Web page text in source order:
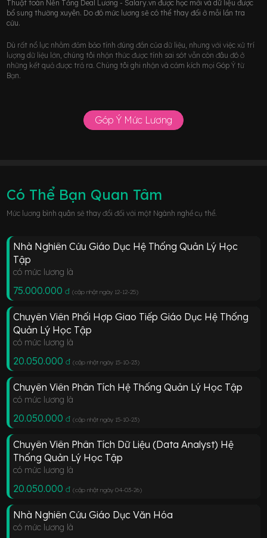
Thuật toán Nền Tảng Deal Lương - Salary.vn được học mới và dữ liệu được
bổ sung thường xuyên. Do đó mức lương sẽ có thể thay đổi ở mỗi lần tra
cứu.
Dù rất nổ lực nhằm đảm bảo tính đúng đắn của dữ liệu, nhưng với việc xử trí
lượng dữ liệu lớn, chúng tôi nhận thức được tính sai sót vẫn còn đâu đó ở
những kết quả được trả ra. Chúng tôi ghi nhận và cảm kích mọi Góp Ý từ
Bạn.
Góp Ý Mức Lương
Có Thể Bạn Quan Tâm
Mức lương bình quân sẽ thay đổi đối với một Ngành nghề cụ thể.
Nhà Nghiên Cứu Giáo Dục Hệ Thống Quản Lý Học
Tập
có mức lương là
75.000.000 đ (cập nhật ngày 12-12-25)
Chuyên Viên Phối Hợp Giao Tiếp Giáo Dục Hệ Thống
Quản Lý Học Tập
có mức lương là
20.050.000 đ (cập nhật ngày 15-10-23)
Chuyên Viên Phân Tích Hệ Thống Quản Lý Học Tập
có mức lương là
20.050.000 đ (cập nhật ngày 15-10-23)
Chuyên Viên Phân Tích Dữ Liệu (Data Analyst) Hệ
Thống Quản Lý Học Tập
có mức lương là
20.050.000 đ (cập nhật ngày 04-03-26)
Nhà Nghiên Cứu Giáo Dục Văn Hóa
có mức lương là